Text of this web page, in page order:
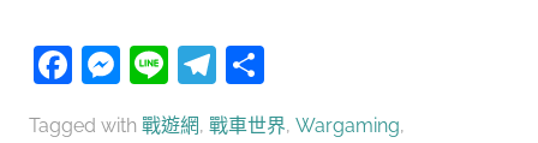
Facebook
Messenger
LineTelegram
Tagged with 戰遊網, 戰車世界, Wargaming,